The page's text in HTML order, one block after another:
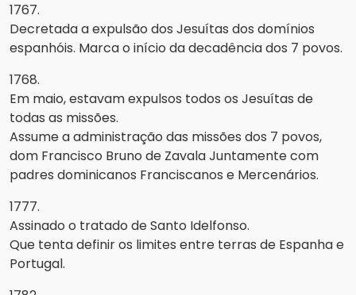
1767.
Decretada a expulsão dos Jesuítas dos domínios
espanhóis. Marca o início da decadência dos 7 povos.
1768.
Em maio, estavam expulsos todos os Jesuítas de
todas as missões.
Assume a administração das missões dos 7 povos,
dom Francisco Bruno de Zavala Juntamente com
padres dominicanos Franciscanos e Mercenários.
1777.
Assinado o tratado de Santo Idelfonso.
Que tenta definir os limites entre terras de Espanha e
Portugal.